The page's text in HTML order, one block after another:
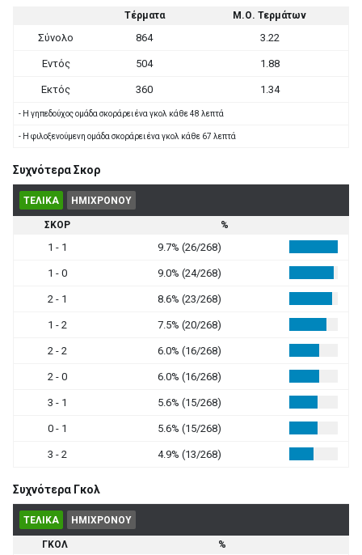
Τέρματα Μ.Ο. Τερμάτων
Σύνολο 864 3.22
Εντός 504 1.88
Εκτός 360 1.34
- Η γηπεδούχος ομάδα σκοράρει ένα γκολ κάθε 48 λεπτά
- Η φιλοξενούμενη ομάδα σκοράρει ένα γκολ κάθε 67 λεπτά
Συχνότερα Σκορ
ΤΕΛΙΚΑ ΗΜΙΧΡΟΝΟΥ
ΣΚΟΡ %
1 - 1 9.7% (26/268)
1 - 0 9.0% (24/268)
2 - 1 8.6% (23/268)
1 - 2 7.5% (20/268)
2 - 2 6.0% (16/268)
2 - 0 6.0% (16/268)
3 - 1 5.6% (15/268)
0 - 1 5.6% (15/268)
3 - 2 4.9% (13/268)
Συχνότερα Γκολ
ΤΕΛΙΚΑ ΗΜΙΧΡΟΝΟΥ
ΓΚΟΛ %